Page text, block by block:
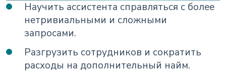
Научить ассистента справляться с более
нетривиальными и сложными
запросами.
Разгрузить сотрудников и сократить
расходы на дополнительный найм.